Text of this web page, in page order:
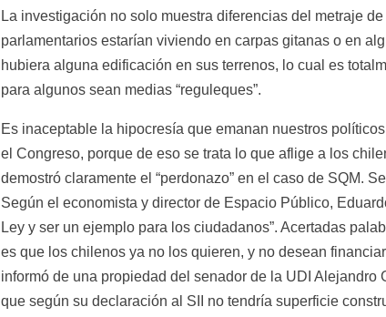
La investigación no solo muestra diferencias del metraje
parlamentarios estarían viviendo en carpas gitanas o en
hubiera alguna edificación en sus terrenos, lo cual es
para algunos sean medias “reguleques”.
Es inaceptable la hipocresía que emanan nuestros
el Congreso, porque de eso se trata lo que aflige a los
demostró claramente el “perdonazo” en el caso de SQM.
Según el economista y director de Espacio Público,
Ley y ser un ejemplo para los ciudadanos”. Acertadas
es que los chilenos ya no los quieren, y no desean
informó de una propiedad del senador de la UDI
que según su declaración al SII no tendría superficie